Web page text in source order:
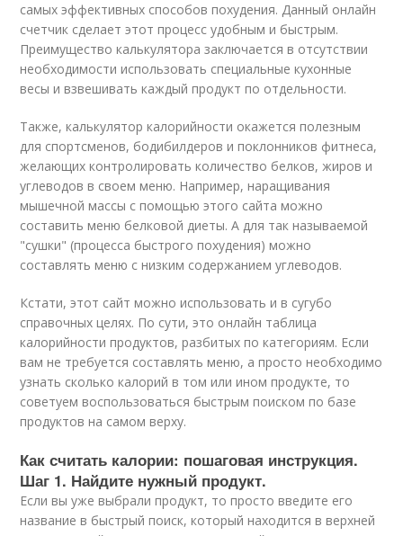
самых эффективных способов похудения. Данный онлайн
счетчик сделает этот процесс удобным и быстрым.
Преимущество калькулятора заключается в отсутствии
необходимости использовать специальные кухонные
весы и взвешивать каждый продукт по отдельности.
Также, калькулятор калорийности окажется полезным
для спортсменов, бодибилдеров и поклонников фитнеса,
желающих контролировать количество белков, жиров и
углеводов в своем меню. Например, наращивания
мышечной массы с помощью этого сайта можно
составить меню белковой диеты. А для так называемой
"сушки" (процесса быстрого похудения) можно
составлять меню с низким содержанием углеводов.
Кстати, этот сайт можно использовать и в сугубо
справочных целях. По сути, это онлайн таблица
калорийности продуктов, разбитых по категориям. Если
вам не требуется составлять меню, а просто необходимо
узнать сколько калорий в том или ином продукте, то
советуем воспользоваться быстрым поиском по базе
продуктов на самом верху.
Как считать калории: пошаговая инструкция.
Шаг 1. Найдите нужный продукт.
Если вы уже выбрали продукт, то просто введите его
название в быстрый поиск, который находится в верхней